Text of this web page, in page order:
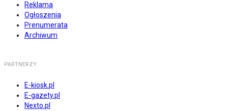
Reklama
Ogłoszenia
Prenumerata
Archiwum
PARTNERZY
E-kiosk.pl
E-gazety.pl
Nexto.pl